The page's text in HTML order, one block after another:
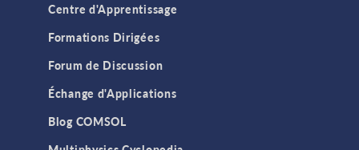
INTERFACES
la CAO
Centre d'Apprentissage
Formations Dirigées
Forum de Discussion
Échange d'Applications
Blog COMSOL